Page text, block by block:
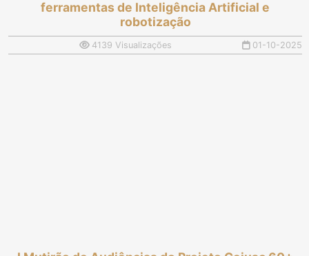
ferramentas de Inteligência Artificial e
robotização
4139 Visualizações 01-10-2025